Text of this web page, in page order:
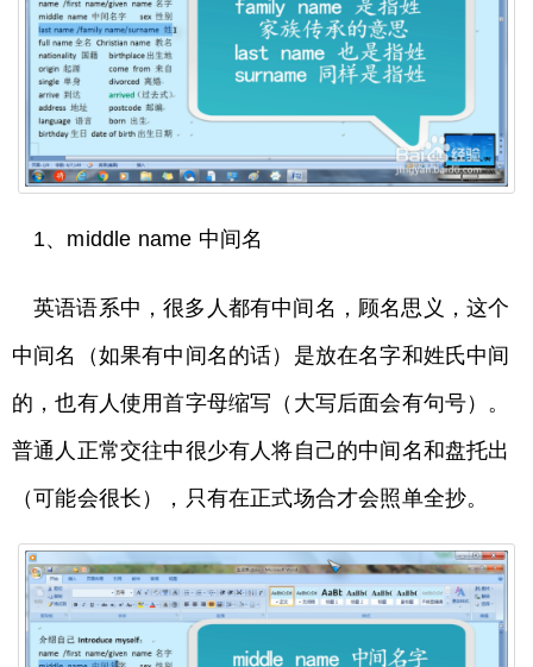
1、middle name 中间名
英语语系中，很多人都有中间名，顾名思义，这个
中间名（如果有中间名的话）是放在名字和姓氏中间
的，也有人使用首字母缩写（大写后面会有句号）。
普通人正常交往中很少有人将自己的中间名和盘托出
（可能会很长），只有在正式场合才会照单全抄。